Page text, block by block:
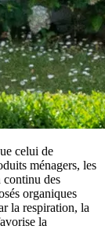
celui de
ménagers, les
continu des
organiques
la respiration, la
la